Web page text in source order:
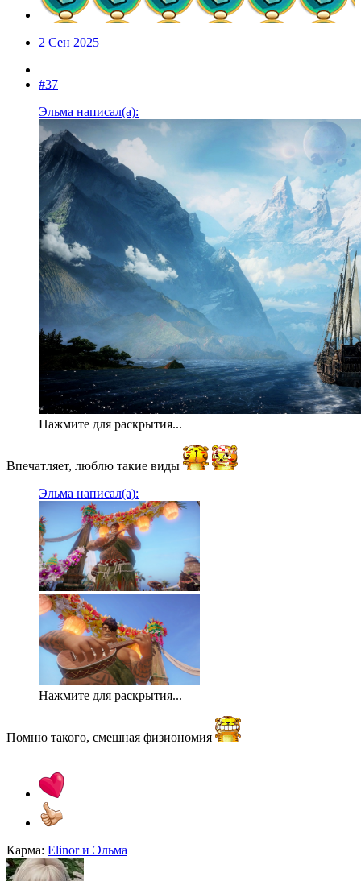
2 Сен 2025
#37
Эльма написал(а):
Нажмите для раскрытия...
Впечатляет, люблю такие виды
Эльма написал(а):
Нажмите для раскрытия...
Помню такого, смешная физиономия
Карма: Elinorи Эльма